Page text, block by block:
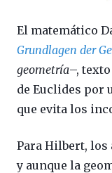
El matemático
Grundlagen der
geometría–,
de Euclides por
que evita los
Para Hilbert, los
y aunque la